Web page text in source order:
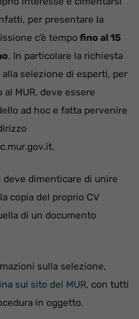
per presentare la
c’è tempo fino al 15
. In particolare la richiesta
selezione di esperti, per
MUR, deve essere
ad hoc e fatta pervenire
deve dimenticare di unire
copia del proprio CV
di un documento
sulla selezione,
sul sito del MUR, con tutti
in oggetto.